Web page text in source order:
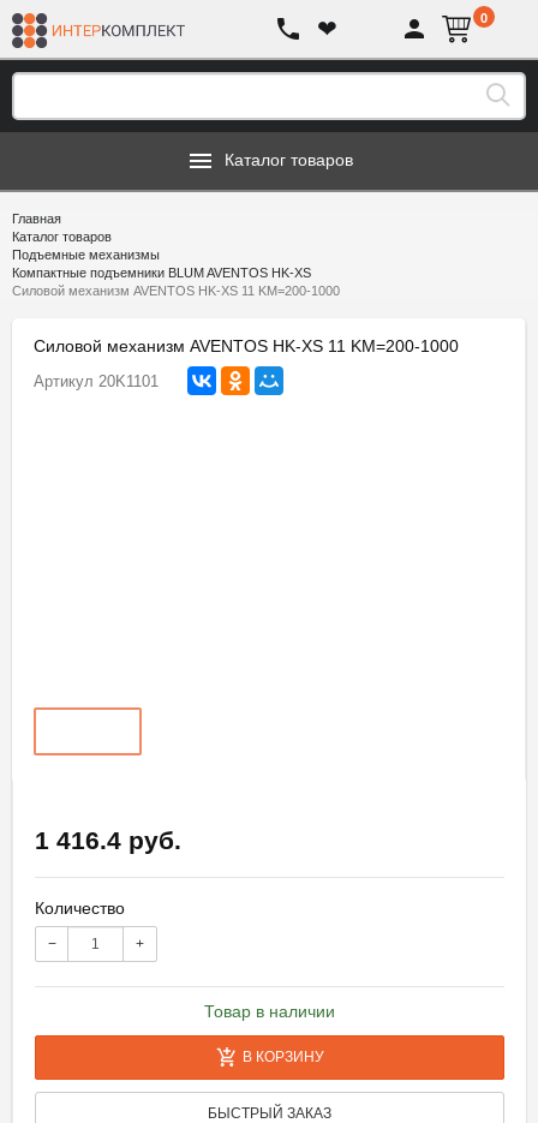
❤ 0
Каталог товаров
Главная
Каталог товаров
Подъемные механизмы
Компактные подъемники BLUM AVENTOS HK-XS
Силовой механизм AVENTOS HK-XS 11 KM=200-1000
Силовой механизм AVENTOS HK-XS 11 KM=200-1000
Артикул 20K1101
1 416.4 руб.
Количество
− +
Товар в наличии
В КОРЗИНУ
БЫСТРЫЙ ЗАКАЗ